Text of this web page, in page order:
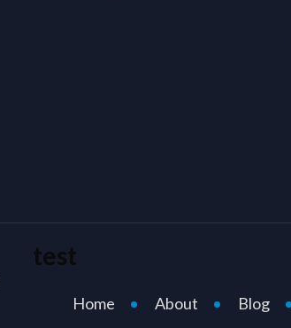
test
Home About Blog